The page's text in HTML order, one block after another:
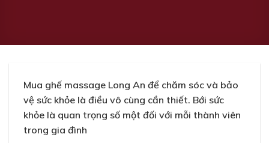
Mua ghế massage Long An để chăm sóc và bảo
vệ sức khỏe là điều vô cùng cần thiết. Bới sức
khỏe là quan trọng số một đối với mỗi thành viên
trong gia đình